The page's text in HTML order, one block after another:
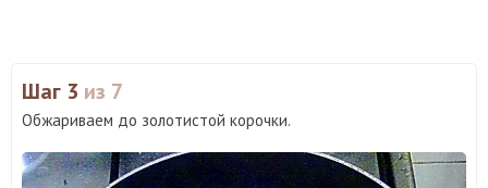
Шаг 3 из 7
Обжариваем до золотистой корочки.